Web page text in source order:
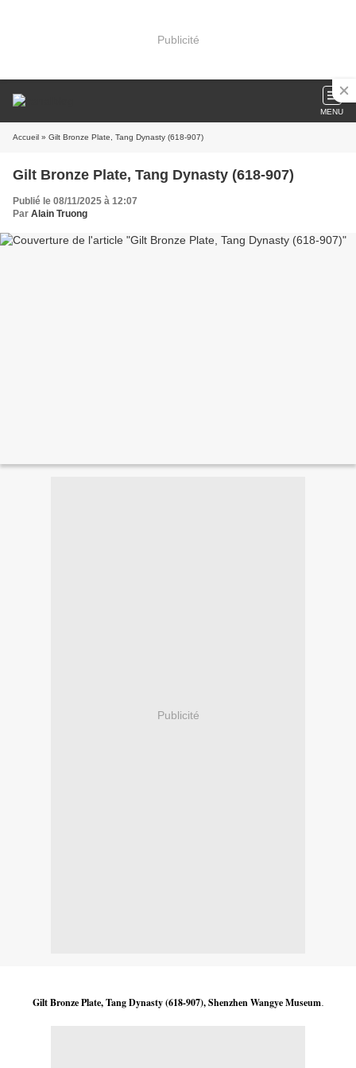
Publicité
MENU
Accueil » Gilt Bronze Plate, Tang Dynasty (618-907)
Gilt Bronze Plate, Tang Dynasty (618-907)
Publié le 08/11/2025 à 12:07
Par Alain Truong
Publicité
Gilt Bronze Plate, Tang Dynasty (618-907), Shenzhen Wangye Museum.